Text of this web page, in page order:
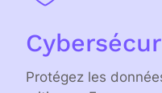
Protégez les